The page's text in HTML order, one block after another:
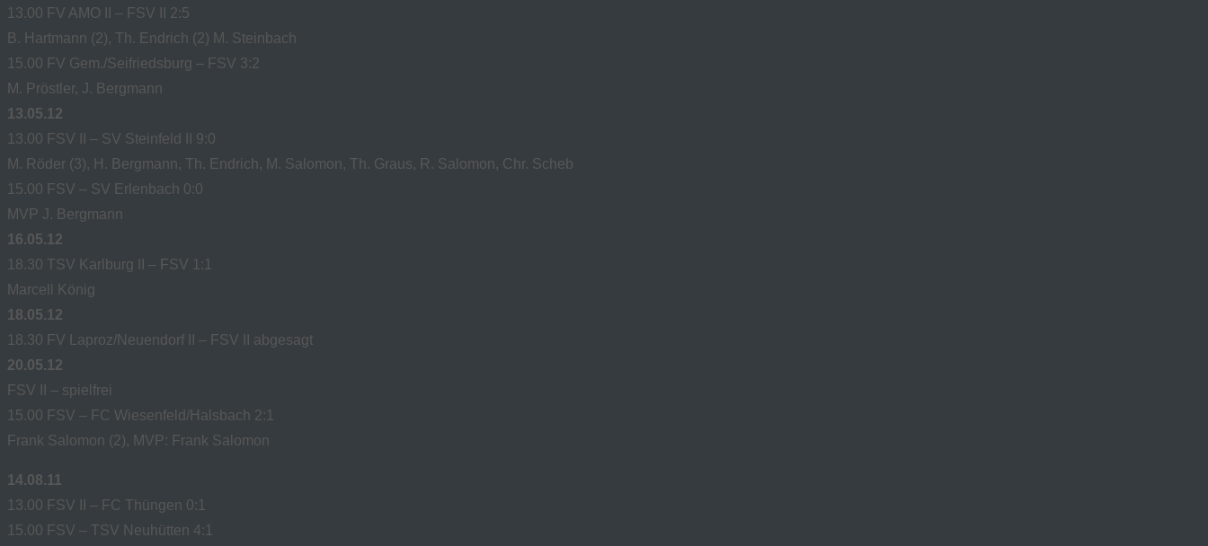
13.00 FV AMO II – FSV II 2:5
B. Hartmann (2), Th. Endrich (2) M. Steinbach
15.00 FV Gem./Seifriedsburg – FSV 3:2
M. Pröstler, J. Bergmann
13.05.12
13.00 FSV II – SV Steinfeld II 9:0
M. Röder (3), H. Bergmann, Th. Endrich, M. Salomon, Th. Graus, R. Salomon, Chr. Scheb
15.00 FSV – SV Erlenbach 0:0
MVP J. Bergmann
16.05.12
18.30 TSV Karlburg II – FSV 1:1
Marcell König
18.05.12
18.30 FV Laproz/Neuendorf II – FSV II abgesagt
20.05.12
FSV II – spielfrei
15.00 FSV – FC Wiesenfeld/Halsbach 2:1
Frank Salomon (2), MVP: Frank Salomon
14.08.11
13.00 FSV II – FC Thüngen 0:1
15.00 FSV – TSV Neuhütten 4:1